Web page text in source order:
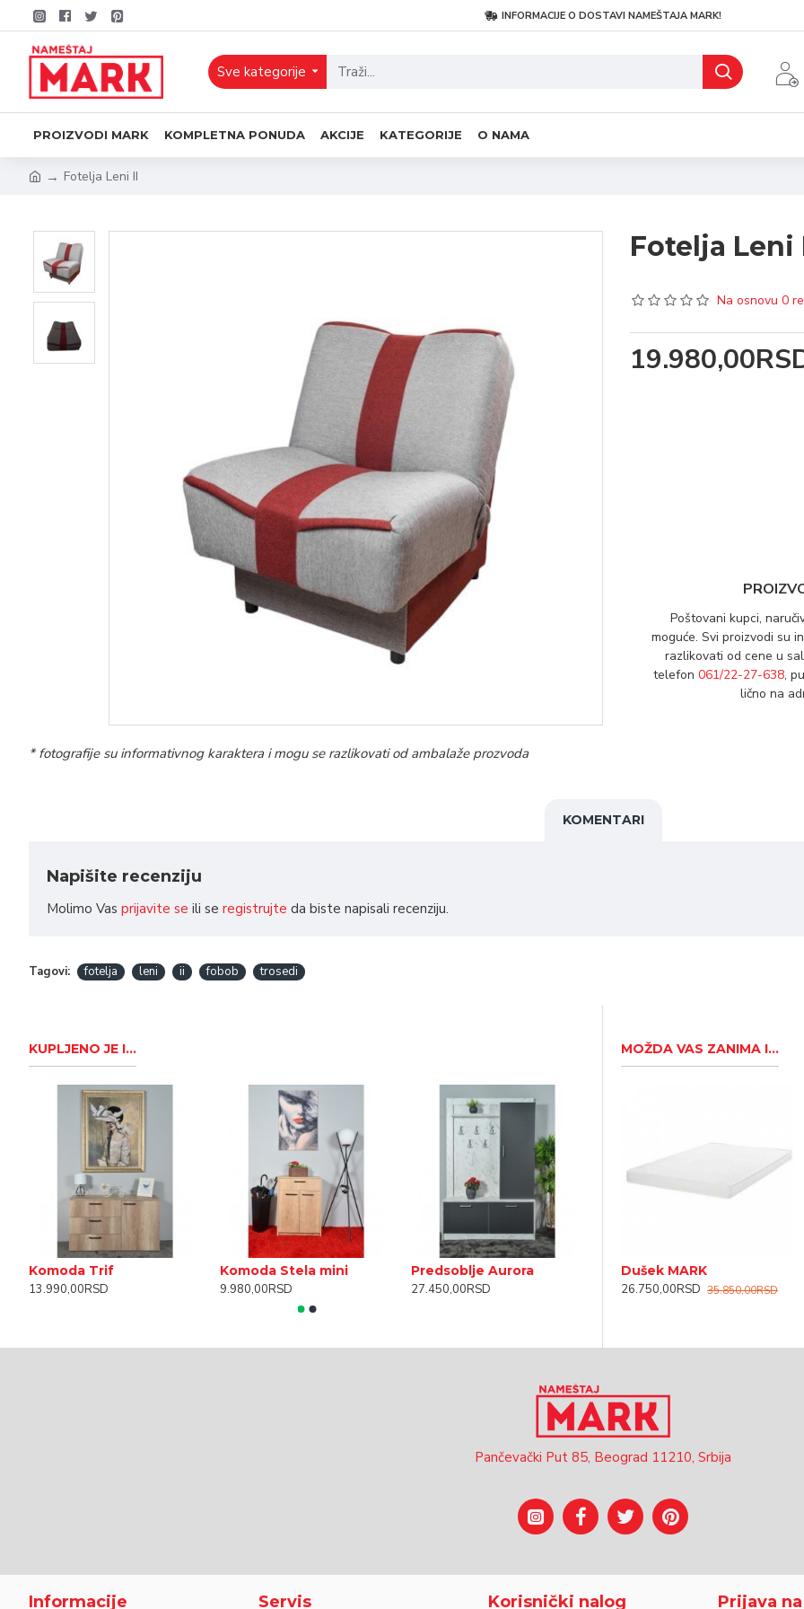
INFORMACIJE O DOSTAVI NAMEŠTAJA MARK!
Sve kategorije
PROIZVODI MARK KOMPLETNA PONUDA AKCIJE KATEGORIJE O NAMA
Fotelja Leni II
* fotografije su informativnog karaktera i mogu se razlikovati od ambalaže prozvoda
Fotelja Leni
Na osnovu 0
Poštovani kupci,
moguće. Svi proizvodi su
razlikovati od cene u
telefon061/22-27-638,
lično na
KOMENTARI
Napišite recenziju
Molimo Vas prijavite se ili se registrujte da biste napisali recenziju.
Tagovi: fotelja leni ii fobob trosedi
KUPLJENO JE I...
Komoda Trif
13.990,00RSD
Komoda Stela mini
9.980,00RSD
Predsoblje Aurora
27.450,00RSD
MOŽDA VAS ZANIMA I...
Dušek MARK
26.750,00RSD 35.850,00RSD
Pančevački Put 85, Beograd 11210, Srbija
Informacije Servis Korisnički nalog Prijava